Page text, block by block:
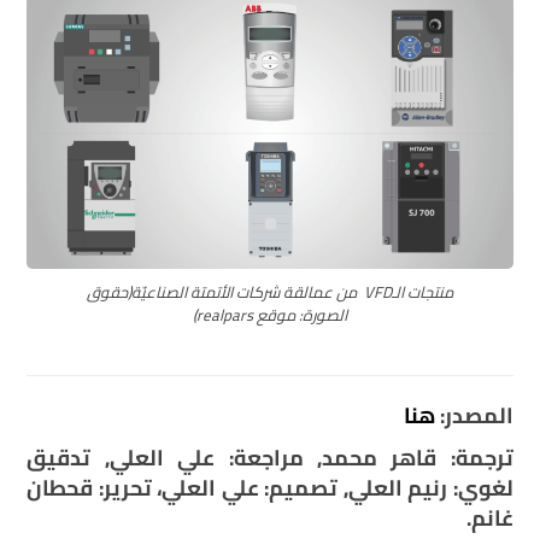
منتجات الـVFD من عمالقة شركات الأتمتة الصناعيّة(حقوق
الصورة: موقع realpars)
المصدر:هنا
ترجمة: قاهر محمد, مراجعة: علي العلي, تدقيق
لغوي: رنيم العلي, تصميم: علي العلي، تحرير: قحطان
غانم.